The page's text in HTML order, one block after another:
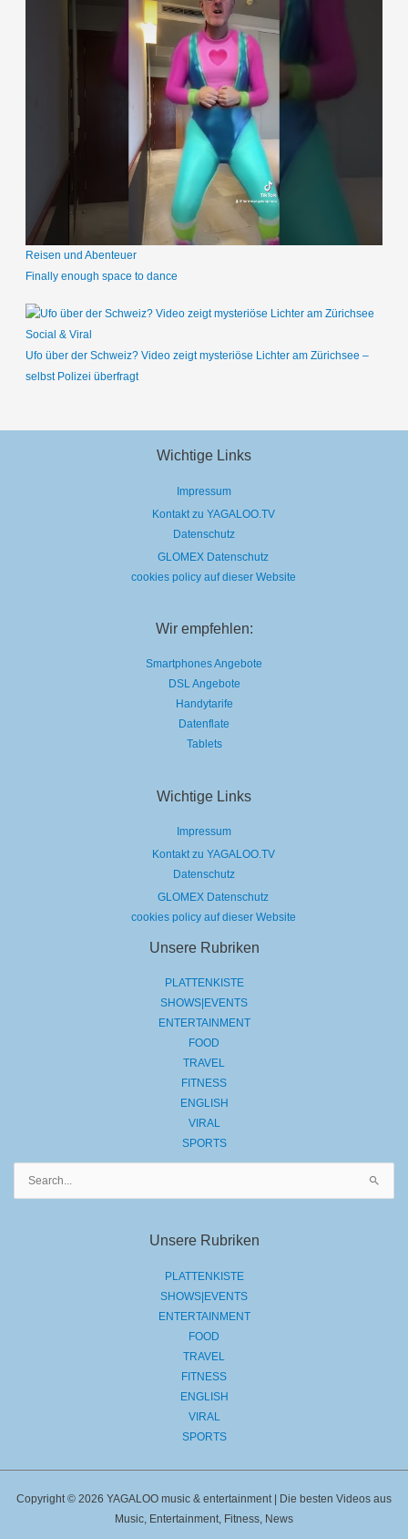
Reisen und Abenteuer
Finally enough space to dance
Social & Viral
Ufo über der Schweiz? Video zeigt mysteriöse Lichter am Zürichsee –
selbst Polizei überfragt
Wichtige Links
Impressum
Kontakt zu YAGALOO.TV
Datenschutz
GLOMEX Datenschutz
cookies policy auf dieser Website
Wir empfehlen:
Smartphones Angebote
DSL Angebote
Handytarife
Datenflate
Tablets
Wichtige Links
Impressum
Kontakt zu YAGALOO.TV
Datenschutz
GLOMEX Datenschutz
cookies policy auf dieser Website
Unsere Rubriken
PLATTENKISTE
SHOWS|EVENTS
ENTERTAINMENT
FOOD
TRAVEL
FITNESS
ENGLISH
VIRAL
SPORTS
Unsere Rubriken
PLATTENKISTE
SHOWS|EVENTS
ENTERTAINMENT
FOOD
TRAVEL
FITNESS
ENGLISH
VIRAL
SPORTS
Copyright © 2026 YAGALOO music & entertainment | Die besten Videos aus
Music, Entertainment, Fitness, News